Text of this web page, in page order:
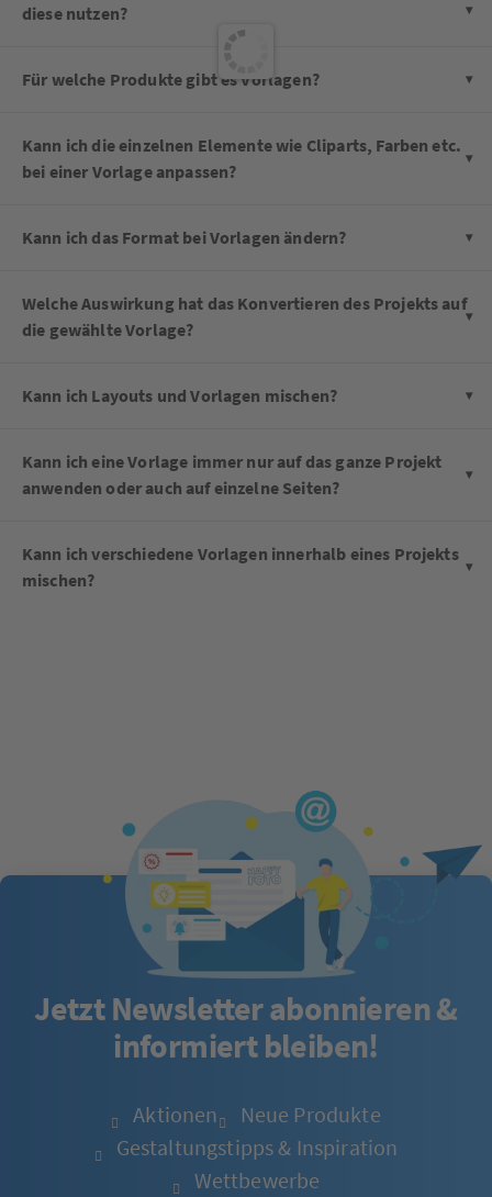
diese nutzen?
Für welche Produkte gibt es Vorlagen?
Kann ich die einzelnen Elemente wie Cliparts, Farben etc.
bei einer Vorlage anpassen?
Kann ich das Format bei Vorlagen ändern?
Welche Auswirkung hat das Konvertieren des Projekts auf
die gewählte Vorlage?
Kann ich Layouts und Vorlagen mischen?
Kann ich eine Vorlage immer nur auf das ganze Projekt
anwenden oder auch auf einzelne Seiten?
Kann ich verschiedene Vorlagen innerhalb eines Projekts
mischen?
Jetzt Newsletter abonnieren &
informiert bleiben!
Aktionen
Neue Produkte
Gestaltungstipps & Inspiration
Wettbewerbe